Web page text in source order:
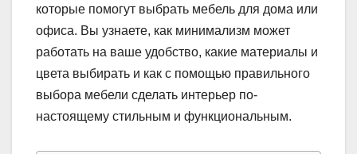
которые помогут выбрать мебель для дома или
офиса. Вы узнаете, как минимализм может
работать на ваше удобство, какие материалы и
цвета выбирать и как с помощью правильного
выбора мебели сделать интерьер по-
настоящему стильным и функциональным.